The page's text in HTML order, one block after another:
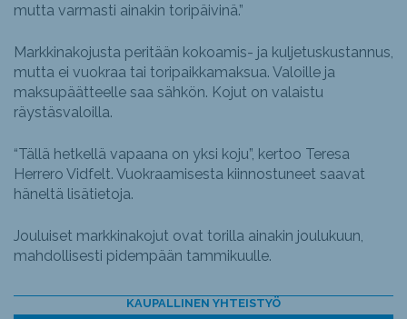
mutta varmasti ainakin toripäivinä.”
Markkinakojusta peritään kokoamis- ja kuljetuskustannus,
mutta ei vuokraa tai toripaikkamaksua. Valoille ja
maksupäätteelle saa sähkön. Kojut on valaistu
räystäsvaloilla.
“Tällä hetkellä vapaana on yksi koju”, kertoo Teresa
Herrero Vidfelt. Vuokraamisesta kiinnostuneet saavat
häneltä lisätietoja.
Jouluiset markkinakojut ovat torilla ainakin joulukuun,
mahdollisesti pidempään tammikuulle.
KAUPALLINEN YHTEISTYÖ